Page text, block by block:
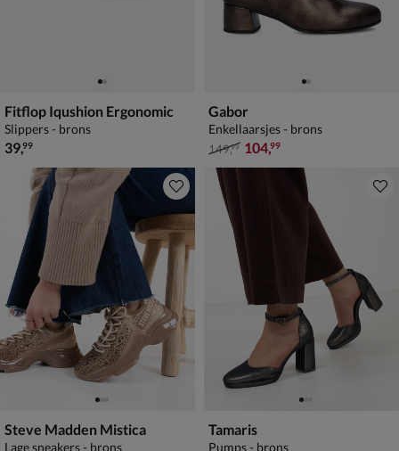
Fitflop Iqushion Ergonomic
Slippers - brons
€ 39,99
39,99
Gabor
Enkellaarsjes - brons
van € 149,99 voor € 104,99
149,99 104,99
Steve Madden Mistica
Lage sneakers - brons
Tamaris
Pumps - brons